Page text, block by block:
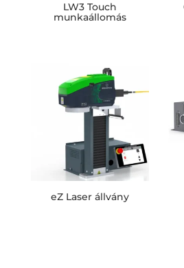
LW3 Touch
munkaállomás
eZ Laser állvány